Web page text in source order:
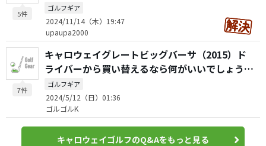
5件
ゴルフギア
2024/11/14（木）19:47
upaupa2000
7件
キャロウェイグレートビッグバーサ（2015）ド
ライバーから買い替えるなら何がいいでしょう
か？
ゴルフギア
2024/5/12（日）01:36
ゴルゴルK
キャロウェイゴルフのQ&Aをもっと見る